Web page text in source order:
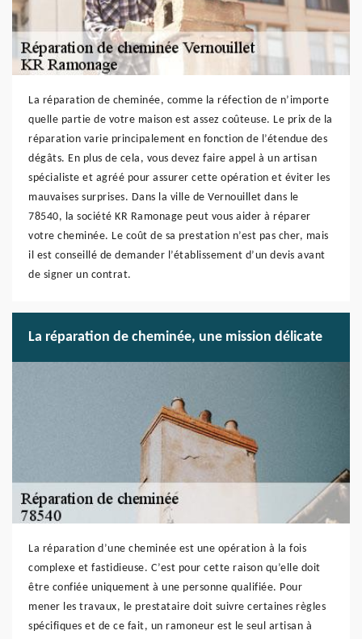
La réparation de cheminée, comme la réfection de n’importe
quelle partie de votre maison est assez coûteuse. Le prix de la
réparation varie principalement en fonction de l’étendue des
dégâts. En plus de cela, vous devez faire appel à un artisan
spécialiste et agréé pour assurer cette opération et éviter les
mauvaises surprises. Dans la ville de Vernouillet dans le
78540, la société KR Ramonage peut vous aider à réparer
votre cheminée. Le coût de sa prestation n’est pas cher, mais
il est conseillé de demander l’établissement d’un devis avant
de signer un contrat.
La réparation de cheminée, une mission délicate
La réparation d’une cheminée est une opération à la fois
complexe et fastidieuse. C’est pour cette raison qu’elle doit
être confiée uniquement à une personne qualifiée. Pour
mener les travaux, le prestataire doit suivre certaines règles
spécifiques et de ce fait, un ramoneur est le seul artisan à